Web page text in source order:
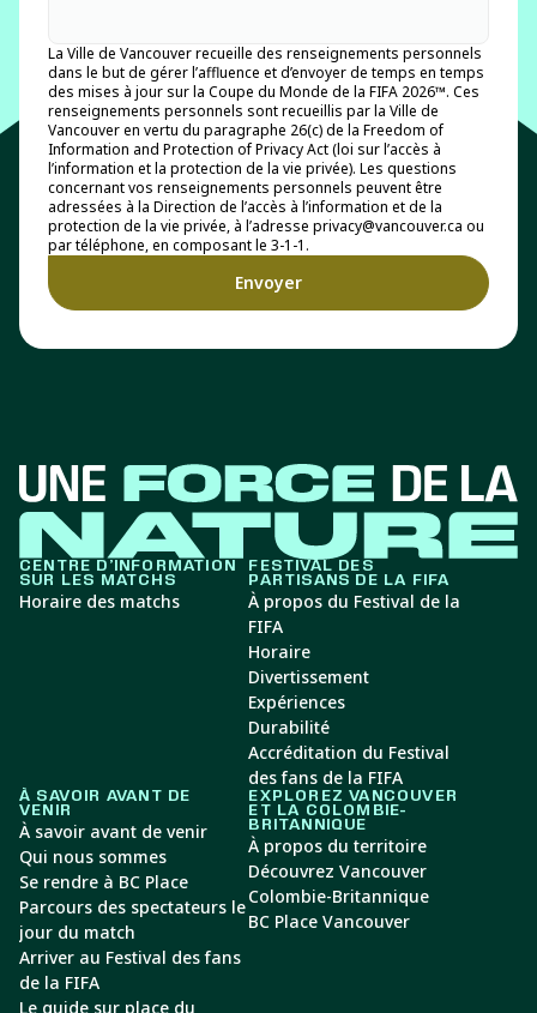
La Ville de Vancouver recueille des renseignements personnels
dans le but de gérer l’affluence et d’envoyer de temps en temps
des mises à jour sur la Coupe du Monde de la FIFA 2026™. Ces
renseignements personnels sont recueillis par la Ville de
Vancouver en vertu du paragraphe 26(c) de la Freedom of
Information and Protection of Privacy Act (loi sur l’accès à
l’information et la protection de la vie privée). Les questions
concernant vos renseignements personnels peuvent être
adressées à la Direction de l’accès à l’information et de la
protection de la vie privée, à l’adresse privacy@vancouver.ca ou
par téléphone, en composant le 3-1-1.
CENTRE D’INFORMATION
SUR LES MATCHS
Horaire des matchs
FESTIVAL DES
PARTISANS DE LA FIFA
À propos du Festival de la
FIFA
Horaire
Divertissement
Expériences
Durabilité
Accréditation du Festival
des fans de la FIFA
À SAVOIR AVANT DE
VENIR
À savoir avant de venir
Qui nous sommes
Se rendre à BC Place
Parcours des spectateurs le
jour du match
Arriver au Festival des fans
de la FIFA
Le guide sur place du
EXPLOREZ VANCOUVER
ET LA COLOMBIE-
BRITANNIQUE
À propos du territoire
Découvrez Vancouver
Colombie-Britannique
BC Place Vancouver